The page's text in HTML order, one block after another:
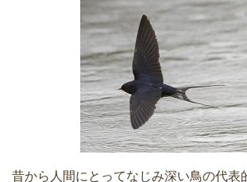
昔から人間にとってなじみ深い鳥の代表